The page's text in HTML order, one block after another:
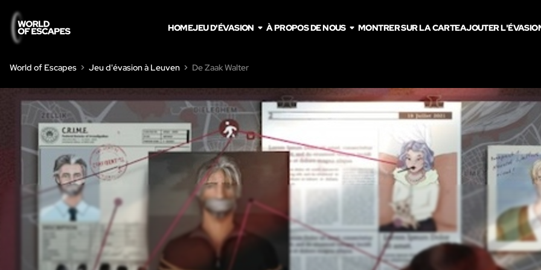
HOMEJEU D'ÉVASION À PROPOS DE NOUS MONTRER SUR LA CARTEAJOUTER
World of Escapes Jeu d'évasion à Leuven De Zaak Walter